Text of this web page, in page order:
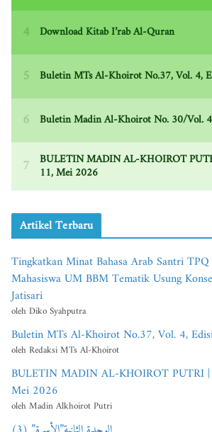
Artikel Terbaru
Tingkatkan Minat Bahasa Arab Santri
Mahasiswa UM BBM Tematik Usung
Jatisari
oleh Diko Syahputra
Buletin MTs Al-Khoirot No.37, Vol. 4,
oleh Redaksi MTs Al-Khoirot
BULETIN MADIN AL-KHOIROT PUTRI
Mei 2026
oleh Madin Alkhoirot Putri